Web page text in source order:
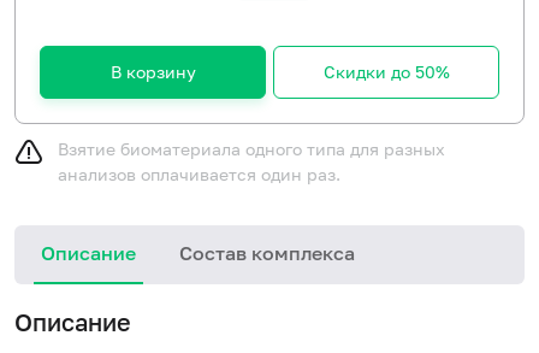
В корзину Скидки до 50%
Взятие биоматериала одного типа для разных
анализов оплачивается один раз.
Описание Состав комплекса
Описание